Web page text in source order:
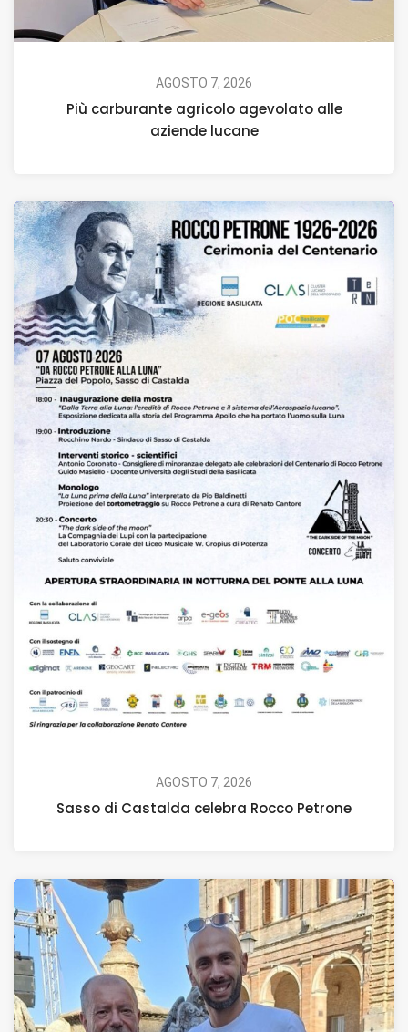
AGOSTO 7, 2026
Più carburante agricolo agevolato alle
aziende lucane
AGOSTO 7, 2026
Sasso di Castalda celebra Rocco Petrone